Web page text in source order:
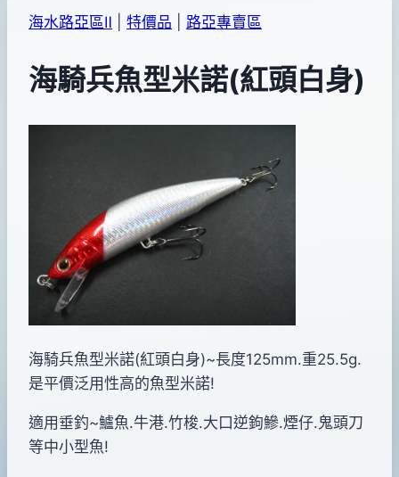
海水路亞區Ⅱ 特價品 路亞專賣區
海騎兵魚型米諾(紅頭白身)
2012
11
月
23
海騎兵魚型米諾(紅頭白身)~長度125mm.重25.5g.
是平價泛用性高的魚型米諾!
適用垂釣~鱸魚.牛港.竹梭.大口逆鉤鰺.煙仔.鬼頭刀
等中小型魚!